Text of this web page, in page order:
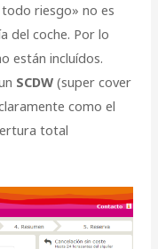
riesgo» no es
del coche. Por lo
están incluídos.
SCDW(super cover
como el
total